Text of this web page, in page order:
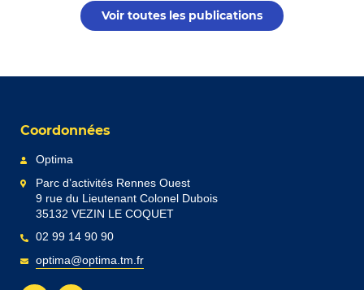
Voir toutes les publications
Coordonnées
Optima
Parc d’activités Rennes Ouest
9 rue du Lieutenant Colonel Dubois
35132 VEZIN LE COQUET
02 99 14 90 90
optima@optima.tm.fr